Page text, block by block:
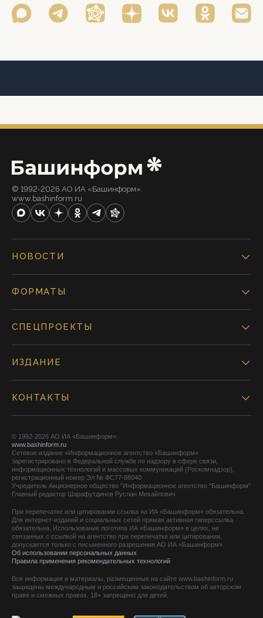
© 1992-2026 АО ИА «Башинформ».
www.bashinform.ru
НОВОСТИ
ФОРМАТЫ
СПЕЦПРОЕКТЫ
ИЗДАНИЕ
КОНТАКТЫ
© 1992-2026 АО ИА «Башинформ».
www.bashinform.ru
Сетевое издание «Информационное агентство «Башинформ»
зарегистрировано в Федеральной службе по надзору в сфере связи,
информационных технологий и массовых коммуникаций (Роскомнадзор),
регистрационный номер Эл № ФС77-88040
Учредитель Акционерное общество "Информационное агентство "Башинформ"
Главный редактор Шарафутдинов Руслан Михайлович
При перепечатке или цитировании ссылка на ИА «Башинформ» обязательна.
Для интернет-изданий и социальных сетей прямая активная гиперссылка
обязательна. Использование логотипа ИА «Башинформ» в целях, не
связанных с ссылкой на агентство при перепечатке или цитировании,
допускается только с письменного разрешения АО ИА «Башинформ».
Об использовании персональных данных
Правила применения рекомендательных технологий
Вся информация и материалы, размещенные на сайте www.bashinform.ru
защищены международным и российским законодательством об авторском
праве и смежных правах. 18+ запрещено для детей.